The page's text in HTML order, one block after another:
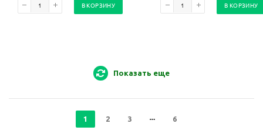
В КОРЗИНУ В КОРЗИНУ
Показать еще
1 2 3 6